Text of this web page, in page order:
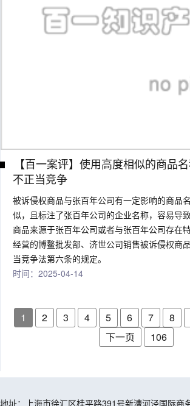
【百一案评】使用高度相似的商品
不正当竞争
被诉侵权商品与张百年公司有一定影响的商品
似，且标注了张百年公司的企业名称，容易导
商品来源于张百年公司或者与张百年公司存在
经营的博鳌批发部、济世公司销售被诉侵权商
当竞争法第六条的规定。
时间：2025-04-14
1 2 3 4 5 6 7 8
下一页
106
地址：上海市徐汇区桂平路391号新漕河泾国际商